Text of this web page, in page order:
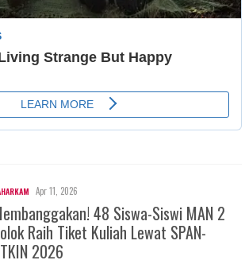
Apr 11, 2026
48 Siswa-Siswi MAN 2
Raih Tiket Kuliah Lewat SPAN-
2026